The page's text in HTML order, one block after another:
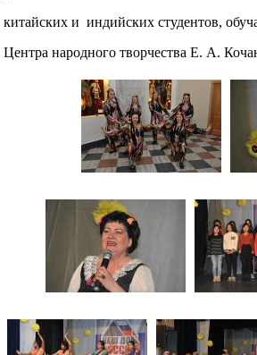
и индийских студентов,
народного творчества Е. А.